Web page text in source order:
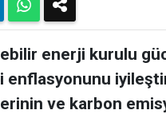
enerji kurulu
ve karbon